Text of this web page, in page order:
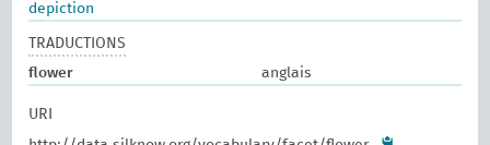
depiction
TRADUCTIONS
flower
anglais
URI